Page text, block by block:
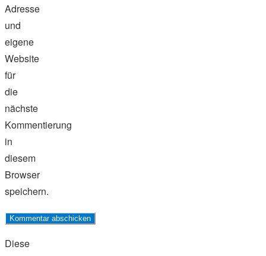
Adresse
und
eigene
Website
für
die
nächste
Kommentierung
in
diesem
Browser
speichern.
Diese